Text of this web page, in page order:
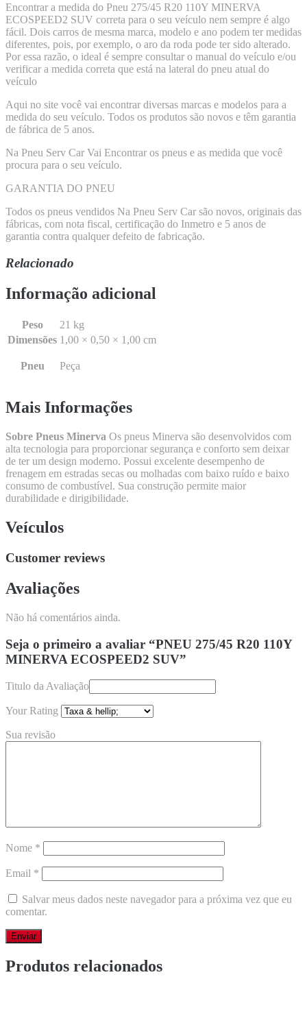
Encontrar a medida do Pneu 275/45 R20 110Y MINERVA
ECOSPEED2 SUV correta para o seu veículo nem sempre é algo
fácil. Dois carros de mesma marca, modelo e ano podem ter medidas
diferentes, pois, por exemplo, o aro da roda pode ter sido alterado.
Por essa razão, o ideal é sempre consultar o manual do veículo e/ou
verificar a medida correta que está na lateral do pneu atual do
veículo
Aqui no site você vai encontrar diversas marcas e modelos para a
medida do seu veículo. Todos os produtos são novos e têm garantia
de fábrica de 5 anos.
Na Pneu Serv Car Vai Encontrar os pneus e as medida que você
procura para o seu veículo.
GARANTIA DO PNEU
Todos os pneus vendidos Na Pneu Serv Car são novos, originais das
fábricas, com nota fiscal, certificação do Inmetro e 5 anos de
garantia contra qualquer defeito de fabricação.
Relacionado
Informação adicional
Peso
21 kg
Dimensões 1,00 × 0,50 × 1,00 cm
Pneu Peça
Mais Informações
Sobre Pneus Minerva Os pneus Minerva são desenvolvidos com
alta tecnologia para proporcionar segurança e conforto sem deixar
de ter um design moderno. Possui excelente desempenho de
frenagem em estradas secas ou molhadas com baixo ruído e baixo
consumo de combustível. Sua construção permite maior
durabilidade e dirigibilidade.
Veículos
Customer reviews
Avaliações
Não há comentários ainda.
Seja o primeiro a avaliar “PNEU 275/45 R20 110Y
MINERVA ECOSPEED2 SUV”
Titulo da Avaliação
Your Rating
Sua revisão
Nome *
Email *
Salvar meus dados neste navegador para a próxima vez que eu
comentar.
Produtos relacionados